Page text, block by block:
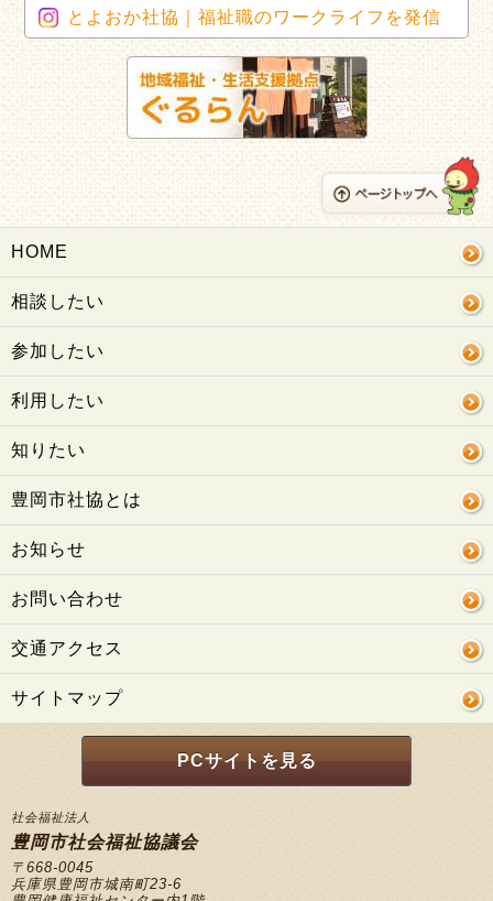
とよおか社協｜福祉職のワークライフを発信
HOME
相談したい
参加したい
利用したい
知りたい
豊岡市社協とは
お知らせ
お問い合わせ
交通アクセス
サイトマップ
PCサイトを見る
社会福祉法人
豊岡市社会福祉協議会
〒668-0045
兵庫県豊岡市城南町23-6